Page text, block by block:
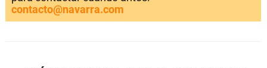
contacto@navarra.com